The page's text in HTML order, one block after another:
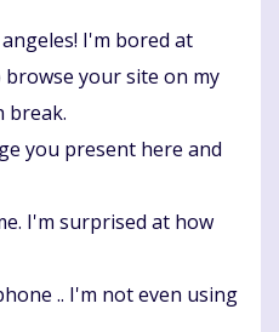
I'm bored at
your site on my
break.
you present here and
I'm surprised at how
.. I'm not even using